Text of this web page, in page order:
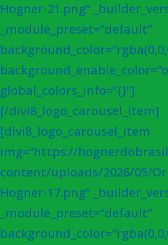
Hogner-21.png”
_module_preset=”default”
global_colors_info=”{}”]
[/divi8_logo_carousel_item]
[divi8_logo_carousel_item
img=”https://
content/uploads/2026/05/
Hogner-17.png”
_module_preset=”default”